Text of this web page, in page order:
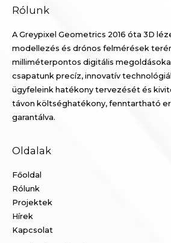
Rólunk
A Greypixel Geometrics 2016 óta 3D
modellezés és drónos felmérések
milliméterpontos digitális
csapatunk precíz, innovatív
ügyfeleink hatékony tervezését és
távon költséghatékony, fenntartható
garantálva.
Oldalak
Főoldal
Rólunk
Projektek
Hírek
Kapcsolat